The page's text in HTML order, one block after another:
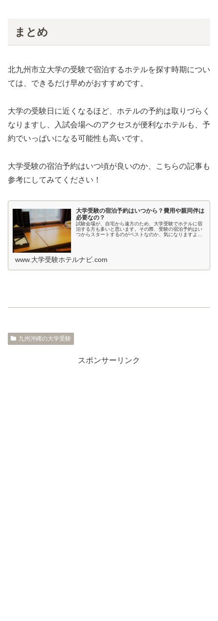
まとめ
北九州市立大学の受験で宿泊するホテルを探す時期につい
ては、できるだけ早めがおすすめです。
大学の受験日に近くなるほど、ホテルの予約は取りづらく
なりますし、入試会場へのアクセスが便利なホテルも、予
約でいっぱいになる可能性も高いです。
大学受験の宿泊予約はいつ頃が良いのか、こちらの記事も
参考にしてみてください！
大学受験の宿泊予約はいつから？費用や親同伴は
必要なの？
試験会場が、自宅から遠方のため、大学受験でホテルに宿
泊する方も多いと思います。その際、受験の宿泊予約はい
つからスタートするのがベストなのか、気になりますよ
www.大学受験ホテルナビ.com
九州沖縄の大学受験
スポンサーリンク